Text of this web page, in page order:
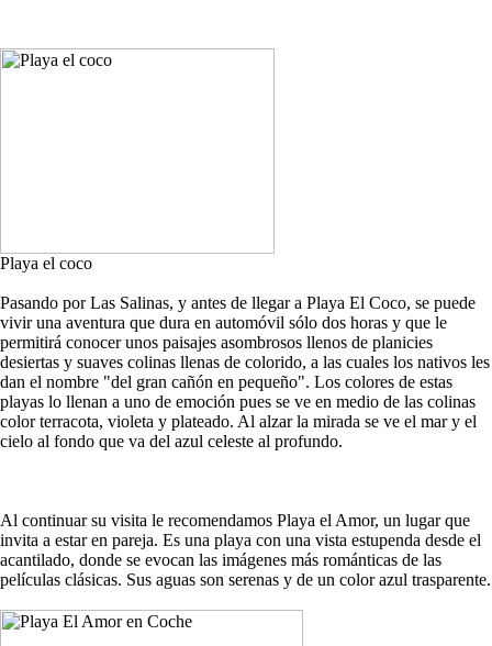
Playa el coco
Pasando por Las Salinas, y antes de llegar a Playa El Coco, se puede
vivir una aventura que dura en automóvil sólo dos horas y que le
permitirá conocer unos paisajes asombrosos llenos de planicies
desiertas y suaves colinas llenas de colorido, a las cuales los nativos les
dan el nombre "del gran cañón en pequeño". Los colores de estas
playas lo llenan a uno de emoción pues se ve en medio de las colinas
color terracota, violeta y plateado. Al alzar la mirada se ve el mar y el
cielo al fondo que va del azul celeste al profundo.
Al continuar su visita le recomendamos Playa el Amor, un lugar que
invita a estar en pareja. Es una playa con una vista estupenda desde el
acantilado, donde se evocan las imágenes más románticas de las
películas clásicas. Sus aguas son serenas y de un color azul trasparente.